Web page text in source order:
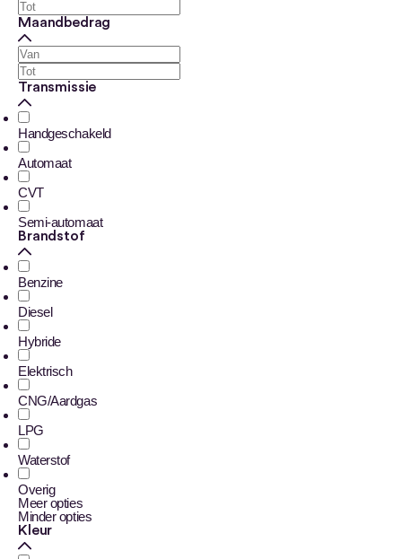
Maandbedrag
Transmissie
Handgeschakeld
Automaat
CVT
Semi-automaat
Brandstof
Benzine
Diesel
Hybride
Elektrisch
CNG/Aardgas
LPG
Waterstof
Overig
Meer opties
Minder opties
Kleur